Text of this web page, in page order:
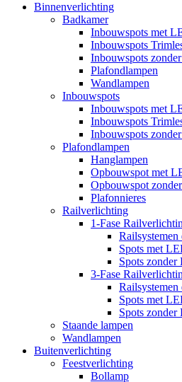
Binnenverlichting
Badkamer
Inbouwspots met
Inbouwspots
Inbouwspots
Plafondlampen
Wandlampen
Inbouwspots
Inbouwspots met
Inbouwspots
Inbouwspots
Plafondlampen
Hanglampen
Opbouwspot met
Opbouwspot
Plafonnieres
Railverlichting
1-Fase
Railsystemen
Spots met
Spots zonder
3-Fase
Railsystemen
Spots met
Spots zonder
Staande lampen
Wandlampen
Buitenverlichting
Feestverlichting
Bollamp